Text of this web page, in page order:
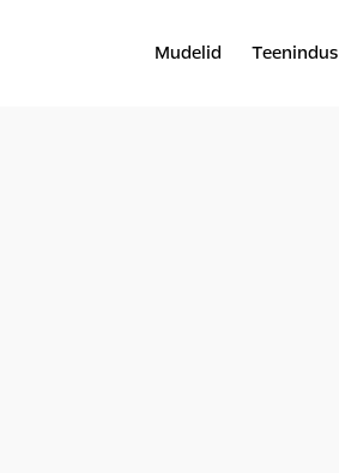
Mudelid Teenindus